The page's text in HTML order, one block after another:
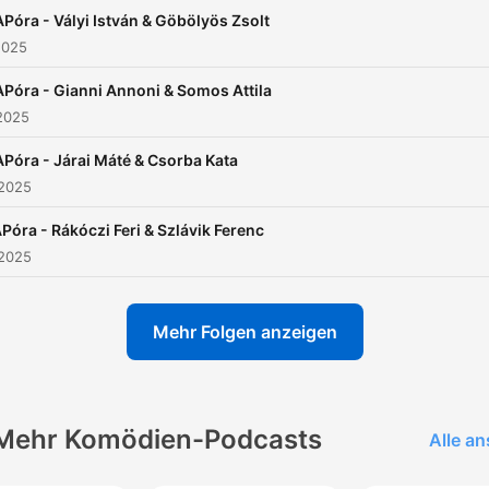
barátságnak.
- Vályi István & Göbölyös Zsolt
- Gianni Annoni & Somos Attila
- Járai Máté & Csorba Kata
- Rákóczi Feri & Szlávik Ferenc
Mehr Folgen anzeigen
Komödien-Podcasts Alle